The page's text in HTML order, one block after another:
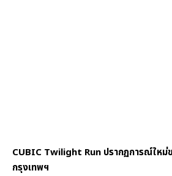
CUBIC Twilight Run ปรากฏการณ์ใหม่
กรุงเทพฯ